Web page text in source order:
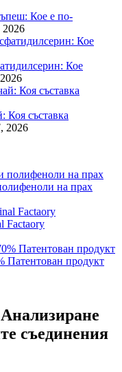
Кое е по-
2026
Кое
Коя съставка
2026
на прах
Factaory
Патентован продукт
съединения